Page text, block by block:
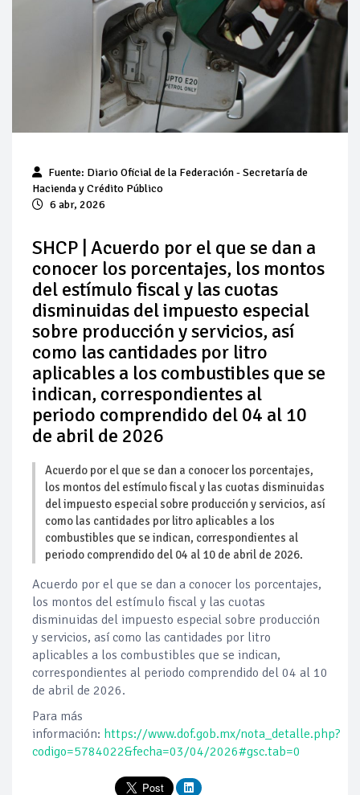
Pierde Pemex 71 millones de pesos al día por
"procesadoras" ilegales
Pacto dispara 83% ventas diésel Pemex
Incertidumbre regulatoria pone a prueba las inversiones de
las Estaciones de Servicio familiares
espera estabilización del mercado
Baja 5% más el precio internacional del crudo por posible
Petróleo continúa su descenso en el mercado internacional
Fuente: Diario Oficial de la Federación - Secretaría de
Hacienda y Crédito Público
6 abr, 2026
SHCP | Acuerdo por el que se dan a
conocer los porcentajes, los montos
del estímulo fiscal y las cuotas
disminuidas del impuesto especial
sobre producción y servicios, así
como las cantidades por litro
aplicables a los combustibles que se
indican, correspondientes al
periodo comprendido del 04 al 10
de abril de 2026
Acuerdo por el que se dan a conocer los porcentajes,
los montos del estímulo fiscal y las cuotas disminuidas
del impuesto especial sobre producción y servicios, así
como las cantidades por litro aplicables a los
combustibles que se indican, correspondientes al
periodo comprendido del 04 al 10 de abril de 2026.
Acuerdo por el que se dan a conocer los porcentajes,
los montos del estímulo fiscal y las cuotas
disminuidas del impuesto especial sobre producción
y servicios, así como las cantidades por litro
aplicables a los combustibles que se indican,
correspondientes al periodo comprendido del 04 al 10
de abril de 2026.
Para más
información: https://www.dof.gob.mx/nota_detalle.php?
codigo=5784022&fecha=03/04/2026#gsc.tab=0